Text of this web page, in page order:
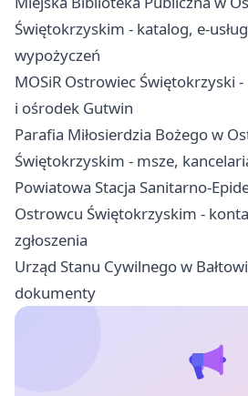
Świętokrzyskim - katalog, e-
wypożyczeń
MOSiR Ostrowiec Świętokrzyski
i ośrodek Gutwin
Parafia Miłosierdzia Bożego w
Świętokrzyskim - msze,
Powiatowa Stacja Sanitarno-
Ostrowcu Świętokrzyskim -
zgłoszenia
Urząd Stanu Cywilnego w
dokumenty